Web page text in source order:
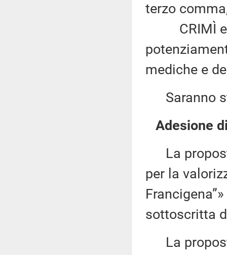
terzo
CRIMÌ e
mediche e
Saranno
Adesione
La
per la
sottoscritta
La